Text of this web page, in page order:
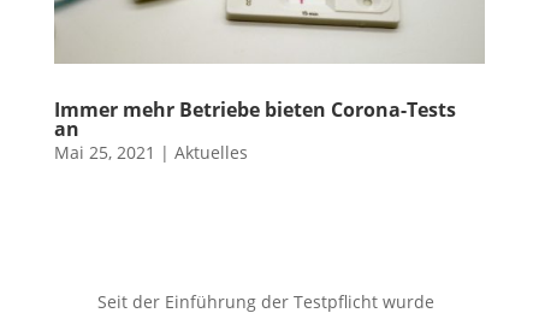
Immer mehr Betriebe bieten Corona-Tests
an
Mai 25, 2021 | Aktuelles
Seit der Einführung der Testpflicht wurde